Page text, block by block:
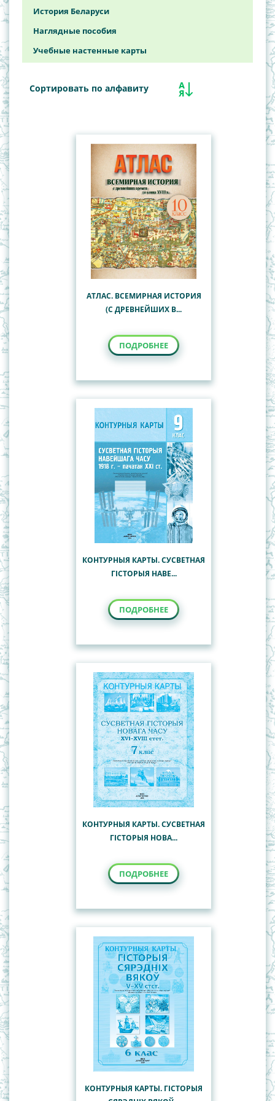
Карты Полушарий
Китай
Общегеографические, обзорно-
топографические карты
Беларусь
Туристские карты
История Беларуси
Наглядные пособия
Учебные настенные карты
Сортировать по алфавиту
АТЛАС. ВСЕМИРНАЯ ИСТОРИЯ
(С ДРЕВНЕЙШИХ В...
ПОДРОБНЕЕ
КОНТУРНЫЯ КАРТЫ. СУСВЕТНАЯ
ГІСТОРЫЯ НАВЕ...
ПОДРОБНЕЕ
КОНТУРНЫЯ КАРТЫ. СУСВЕТНАЯ
ГІСТОРЫЯ НОВА...
ПОДРОБНЕЕ
КОНТУРНЫЯ КАРТЫ. ГІСТОРЫЯ